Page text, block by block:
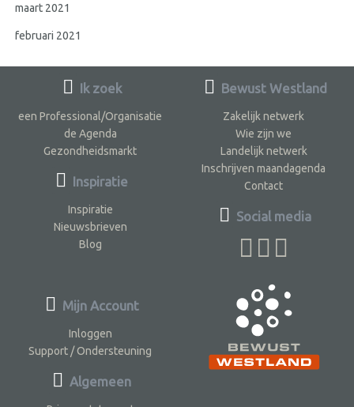
maart 2021
februari 2021
Ik zoek
een Professional/Organisatie
de Agenda
Gezondheidsmarkt
Inspiratie
Inspiratie
Nieuwsbrieven
Blog
Bewust Westland
Zakelijk netwerk
Wie zijn we
Landelijk netwerk
Inschrijven maandagenda
Contact
Social media
Mijn Account
Inloggen
Support / Ondersteuning
Algemeen